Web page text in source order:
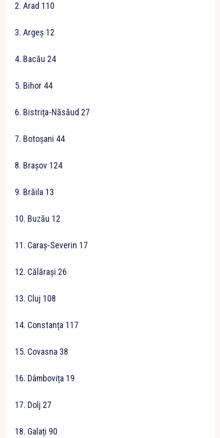
2. Arad 110
3. Argeș 12
4. Bacău 24
5. Bihor 44
6. Bistrița-Năsăud 27
7. Botoșani 44
8. Brașov 124
9. Brăila 13
10. Buzău 12
11. Caraș-Severin 17
12. Călărași 26
13. Cluj 108
14. Constanța 117
15. Covasna 38
16. Dâmbovița 19
17. Dolj 27
18. Galați 90